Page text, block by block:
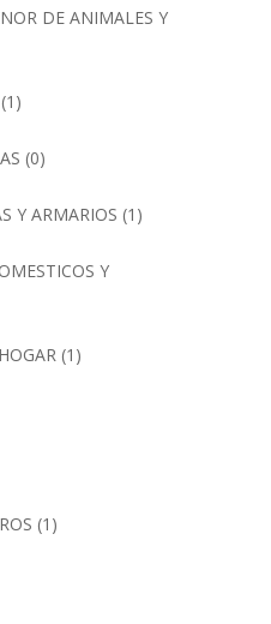
DE ANIMALES Y
(0)
Y ARMARIOS (1)
Y
(1)
(1)